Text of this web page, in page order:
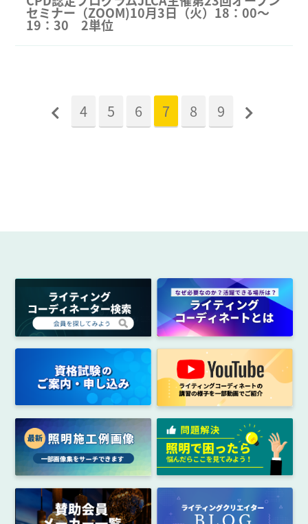
セミナー（ZOOM)10月3日（火）18：00～
19：30 2単位
4 5 6 7 8 9